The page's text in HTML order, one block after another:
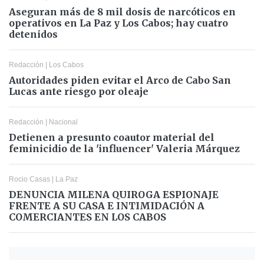
Aseguran más de 8 mil dosis de narcóticos en
operativos en La Paz y Los Cabos; hay cuatro
detenidos
Redacción | Los Cabos
Autoridades piden evitar el Arco de Cabo San
Lucas ante riesgo por oleaje
Redacción | Nacional
Detienen a presunto coautor material del
feminicidio de la 'influencer' Valeria Márquez
Rocio Casas | La Paz
DENUNCIA MILENA QUIROGA ESPIONAJE
FRENTE A SU CASA E INTIMIDACIÓN A
COMERCIANTES EN LOS CABOS